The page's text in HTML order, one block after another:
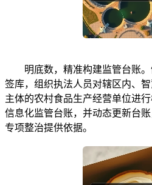
明底数，精准构建监管台账。
签库，组织执法人员对辖区内、
主体的农村食品生产经营单位进
信息化监管台账，并动态更新台
专项整治提供依据。